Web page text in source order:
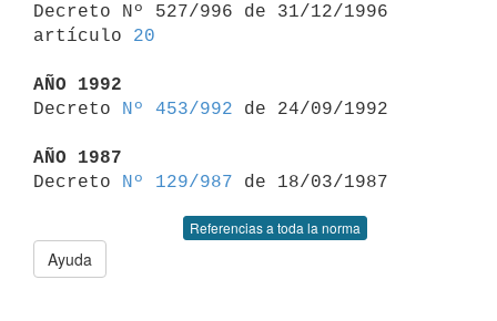
Decreto Nº 527/996 de 31/12/1996
artículo 20
AÑO 1992
Decreto
Nº 453/992 de 24/09/1992
AÑO 1987
Decreto
Nº 129/987
Referencias a toda la norma
Ayuda